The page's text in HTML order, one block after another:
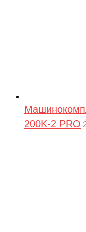
200K-2 PRO